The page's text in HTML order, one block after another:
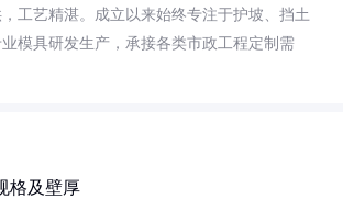
工艺精湛。成立以来始终专注于护坡、挡土
模具研发生产，承接各类市政工程定制需
格及壁厚